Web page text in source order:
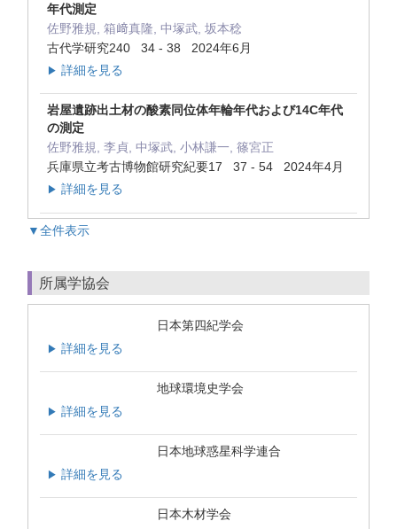
年代測定
佐野雅規, 箱﨑真隆, 中塚武, 坂本稔
古代学研究240 34 - 38 2024年6月
▶ 詳細を見る
岩屋遺跡出土材の酸素同位体年輪年代および14C年代
の測定
佐野雅規, 李貞, 中塚武, 小林謙一, 篠宮正
兵庫県立考古博物館研究紀要17 37 - 54 2024年4月
▶ 詳細を見る
▼全件表示
所属学協会
日本第四紀学会
▶ 詳細を見る
地球環境史学会
▶ 詳細を見る
日本地球惑星科学連合
▶ 詳細を見る
日本木材学会